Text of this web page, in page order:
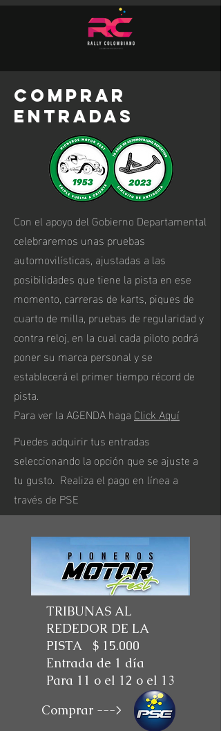
comprar
entradas
Con el apoyo del Gobierno Departamental
celebraremos unas pruebas
automovilísticas, ajustadas a las
posibilidades que tiene la pista en ese
momento, carreras de karts, piques de
cuarto de milla, pruebas de regularidad y
contra reloj, en la cual cada piloto podrá
poner su marca personal y se
establecerá el primer tiempo récord de
pista.
Para ver la AGENDA haga Click Aquí
Puedes adquirir tus entradas
seleccionando la opción que se ajuste a
tu gusto. Realiza el pago en línea a
través de PSE
TRIBUNAS AL
REDEDOR DE LA
PISTA $ 15.000
Entrada de 1 día
Para 11 o el 12 o el 13
Comprar --->